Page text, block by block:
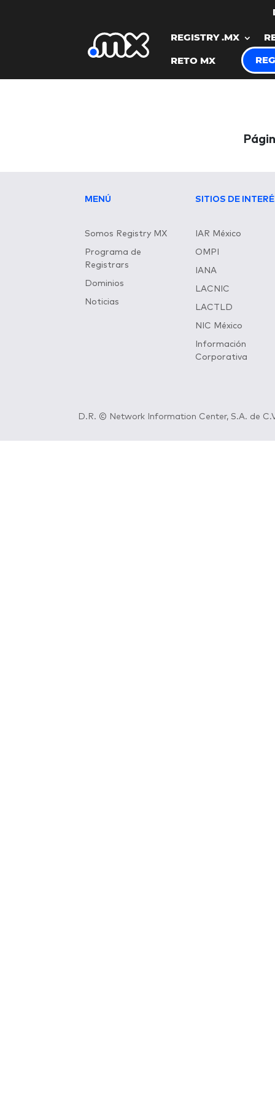
REGISTRY .MX
RETO MX
MENÚ
Somos Registry MX
Programa de
Registrars
Dominios
Noticias
SITIOS DE
IAR México
OMPI
IANA
LACNIC
LACTLD
NIC México
Información
Corporativa
D.R. © Network Information Center, S.A. de